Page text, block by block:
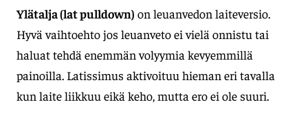
Ylätalja (lat pulldown) on leuanvedon laiteversio.
Hyvä vaihtoehto jos leuanveto ei vielä onnistu tai
haluat tehdä enemmän volyymia kevyemmillä
painoilla. Latissimus aktivoituu hieman eri tavalla
kun laite liikkuu eikä keho, mutta ero ei ole suuri.